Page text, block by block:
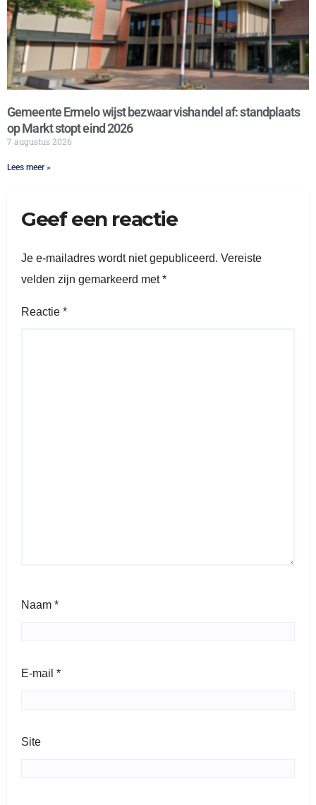
Gemeente Ermelo wijst bezwaar vishandel af: standplaats
op Markt stopt eind 2026
7 augustus 2026
Lees meer »
Geef een reactie
Je e-mailadres wordt niet gepubliceerd. Vereiste
velden zijn gemarkeerd met*
Reactie *
Naam *
E-mail *
Site